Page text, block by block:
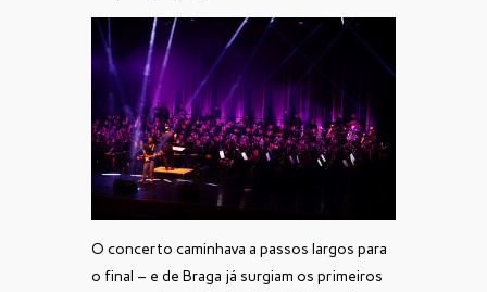
O concerto caminhava a passos largos para
o final – e de Braga já surgiam os primeiros